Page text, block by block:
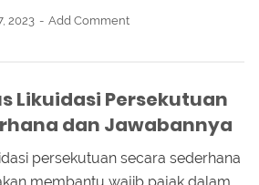
2023 Add Comment
Likuidasi Persekutuan
dan Jawabannya
persekutuan secara sederhana